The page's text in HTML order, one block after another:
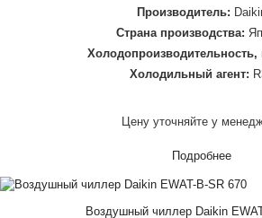
Производитель:
Страна производства:
Холодопроизводительность,
Холодильный агент:
Цену уточняйте у
Подробнее
Воздушный чиллер Daikin